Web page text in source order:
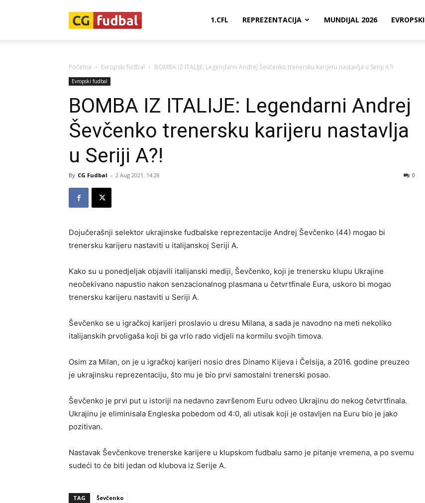
1.CFL REPREZENTACIJA MUNDIJAL 2026 EVROPSKI
Početna Evropski fudbal BOMBA IZ ITALIJE: Legendarni Andrej Ševčenko trenersku karijeru nastavlja u Seriji A?!
Evropski fudbal
BOMBA IZ ITALIJE: Legendarni Andrej
Ševčenko trenersku karijeru nastavlja
u Seriji A?!
By CG Fudbal - 2 Aug 2021. 14:28 0
Dojučerašnji selektor ukrajinske fudbalske reprezentacije Andrej Ševčenko (44) mogao bi
trenersku karijeru nastaviti u italijanskoj Seriji A.
Kako su u ponedjeljak objavili italijanski mediji, Ševčenko, koji je trenersku klupu Ukrajine
neočekivano napustio nakon senzacionalnog plasmana u četvrtfinale Eura, uskoro bi mogao
trenersku karijeru nastaviti u Seriji A.
Ševčenko se u igračkoj karijeri proslavio u dresu Milana, a sada je navodno na meti nekoliko
italijanskih prvoligaša koji bi ga vrlo rado vidjeli na kormilu svojih timova.
Osim za Milan, on je u igračkoj karijeri nosio dres Dinamo Kijeva i Čelsija, a 2016. godine preuzeo
je ukrajinsku reprezentaciju, što mu je bio prvi samostalni trenerski posao.
Ševčenko je prvi put u istoriji na nedavno završenom Euru odveo Ukrajinu do nekog četvrtfinala.
Ukrajinu je eliminisala Engleska pobedom od 4:0, ali utisak koji je ostavljen na Euru bio je jako
pozitivan.
Nastavak Ševčenkove trenerske karijere u klupskom fudbalu samo je pitanje vremena, a po svemu
sudeći to će biti jedan od klubova iz Serije A.
TAG Ševčenko